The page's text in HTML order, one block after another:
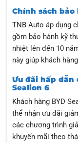
Chính sách
TNB Auto áp dụng
gồm bảo hành kỹ
nhiệt lên đến 10
này giúp khách
Ưu đãi hấp dẫn
Sealion 6
Khách hàng BYD
thể nhận ưu đãi
các chương trình
khuyến mãi theo